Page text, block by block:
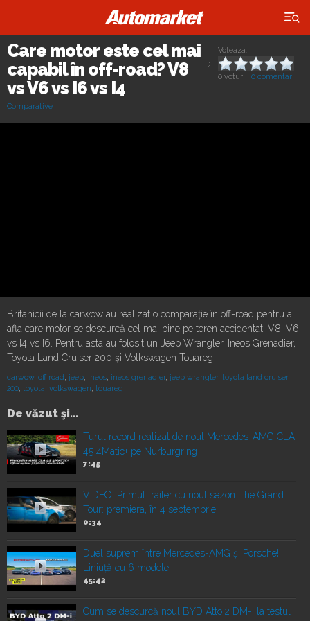
×
Voteaza:
0 voturi 0 comentarii
Care motor este cel mai
capabil în off-road? V8
vs V6 vs I6 vs I4
Comparative
Britanicii de la carwow au realizat o comparație în off-road pentru a
afla care motor se descurcă cel mai bine pe teren accidentat: V8, V6
vs I4 vs I6. Pentru asta au folosit un Jeep Wrangler, Ineos Grenadier,
Toyota Land Cruiser 200 și Volkswagen Touareg
carwow, off road, jeep, ineos, ineos grenadier, jeep wrangler, toyota land cruiser
200, toyota, volkswagen, touareg
De văzut şi...
Turul record realizat de noul Mercedes-AMG CLA
45 4Matic+ pe Nurburgring
7:45
VIDEO: Primul trailer cu noul sezon The Grand
Tour: premiera, în 4 septembrie
0:34
Duel suprem între Mercedes-AMG și Porsche!
Liniuță cu 6 modele
45:42
Cum se descurcă noul BYD Atto 2 DM-i la testul